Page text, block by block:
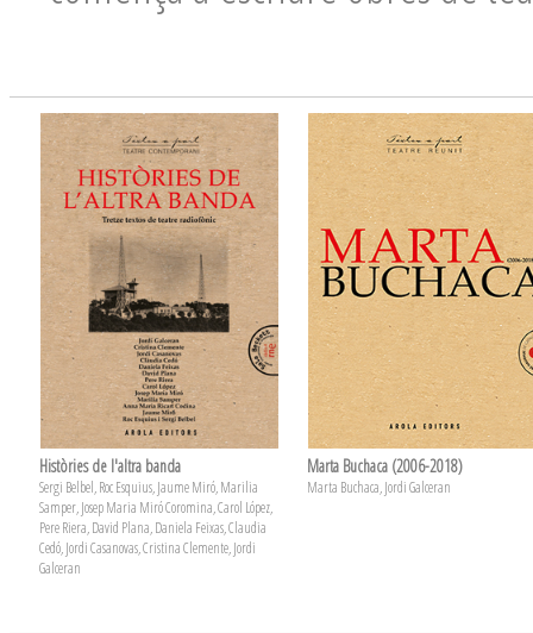
Històries de l'altra banda
Sergi Belbel, Roc Esquius, Jaume Miró, Marilia
Samper, Josep Maria Miró Coromina, Carol López,
Pere Riera, David Plana, Daniela Feixas, Claudia
Cedó, Jordi Casanovas, Cristina Clemente, Jordi
Galceran
Marta Buchaca (2006-2018)
Marta Buchaca, Jordi Galceran